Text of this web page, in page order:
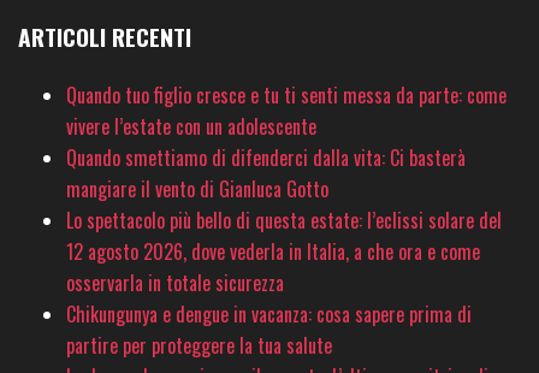
ARTICOLI RECENTI
Quando tuo figlio cresce e tu ti senti messa da parte: come
vivere l’estate con un adolescente
Quando smettiamo di difenderci dalla vita: Ci basterà
mangiare il vento di Gianluca Gotto
Lo spettacolo più bello di questa estate: l’eclissi solare del
12 agosto 2026, dove vederla in Italia, a che ora e come
osservarla in totale sicurezza
Chikungunya e dengue in vacanza: cosa sapere prima di
partire per proteggere la tua salute